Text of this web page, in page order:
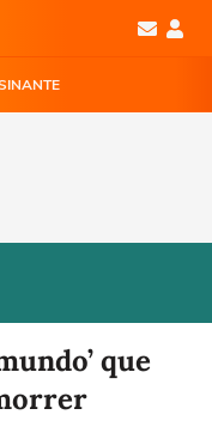
que